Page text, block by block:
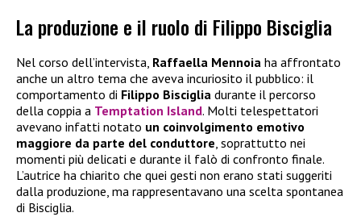
La produzione e il ruolo di Filippo Bisciglia
Nel corso dell’intervista, Raffaella Mennoia ha affrontato
anche un altro tema che aveva incuriosito il pubblico: il
comportamento di Filippo Bisciglia durante il percorso
della coppia a Temptation Island. Molti telespettatori
avevano infatti notato un coinvolgimento emotivo
maggiore da parte del conduttore, soprattutto nei
momenti più delicati e durante il falò di confronto finale.
L’autrice ha chiarito che quei gesti non erano stati suggeriti
dalla produzione, ma rappresentavano una scelta spontanea
di Bisciglia.